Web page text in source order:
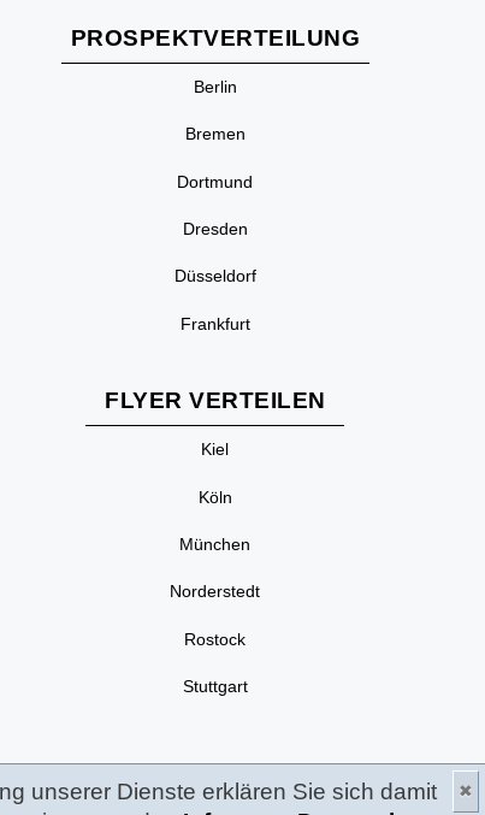
unserer Dienste erklären Sie sich damit
✖
PROSPEKTVERTEILUNG
Berlin
Bremen
Dortmund
Dresden
Düsseldorf
Frankfurt
FLYER VERTEILEN
Kiel
Köln
München
Norderstedt
Rostock
Stuttgart